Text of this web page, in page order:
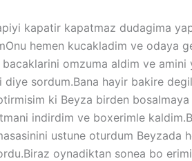
kapatir kapatmaz dudagima
hemen kucakladim ve odaya
omzuma aldim ve
sordum.Bana hayir bakire
ki Beyza birden
indirdim ve boxerimle
ustune oturdum
oynadiktan sonea bo